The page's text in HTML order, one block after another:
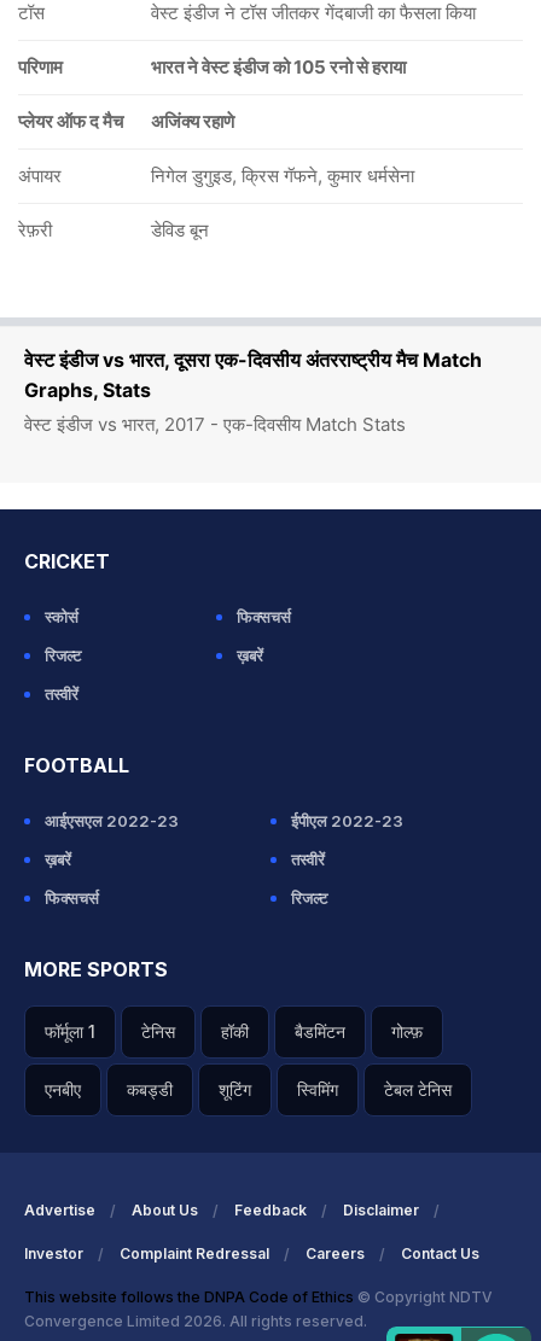
वेस्ट इंडीज vs भारत, दूसरा एक-दिवसीय अंतरराष्ट्रीय मैच Match
Graphs, Stats
वेस्ट इंडीज vs भारत, 2017 - एक-दिवसीय Match Stats
टॉस वेस्ट इंडीज ने टॉस जीतकर गेंदबाजी का फैसला किया
परिणाम भारत ने वेस्ट इंडीज को 105 रनो से हराया
प्लेयर ऑफ द मैच अजिंक्य रहाणे
अंपायर निगेल डुगुइड, क्रिस गॅफने, कुमार धर्मसेना
रेफ़री डेविड बून
CRICKET
स्कोर्स
फिक्सचर्स
रिजल्ट
ख़बरें
तस्वीरें
FOOTBALL
आईएसएल 2022-23
ईपीएल 2022-23
ख़बरें
तस्वीरें
फिक्सचर्स
रिजल्ट
MORE SPORTS
फॉर्मूला 1 टेनिस हॉकी बैडमिंटन गोल्फ़
एनबीए कबड्डी शूटिंग स्विमिंग टेबल टेनिस
Advertise About Us Feedback Disclaimer
Investor Complaint Redressal Careers Contact Us
This website follows the DNPA Code of Ethics © Copyright NDTV
Convergence Limited 2026. All rights reserved.